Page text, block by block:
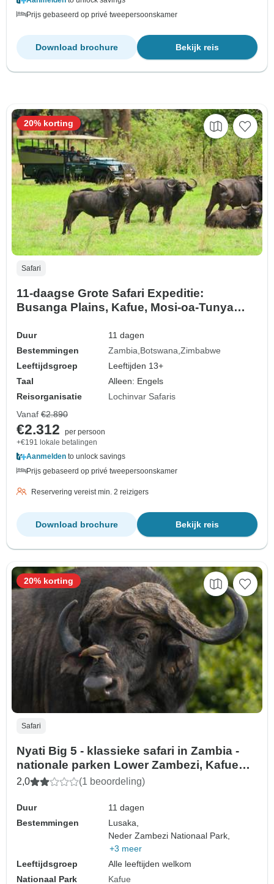
Prijs gebaseerd op privé tweepersoonskamer
Bekijk reis
Download brochure
Safari
11-daagse Grote Safari Expeditie:
Busanga Plains, Kafue, Mosi-oa-Tunya
National Parks (Zimbabwe).
Duur
11 dagen
Bestemmingen
Zambia Botswana Zimbabwe
Leeftijdsgroep
Leeftijden 13+
Taal
Alleen: Engels
Reisorganisatie
Lochinvar Safaris
20% korting
Vanaf €2.890
€2.312
per persoon
+€191 lokale betalingen
Aanmelden to unlock savings
Prijs gebaseerd op privé tweepersoonskamer
Reservering vereist min. 2 reizigers
Bekijk reis
Download brochure
Safari
Nyati Big 5 - klassieke safari in Zambia -
nationale parken Lower Zambezi, Kafue
(Busanga Plains) & South Luangwa - 11
2,0 (1 beoordeling)
Duur
11 dagen
Bestemmingen
Lusaka,
Neder Zambezi Nationaal Park,
+3 meer
Leeftijdsgroep
Alle leeftijden welkom
Nationaal Park
Kafue
20% korting